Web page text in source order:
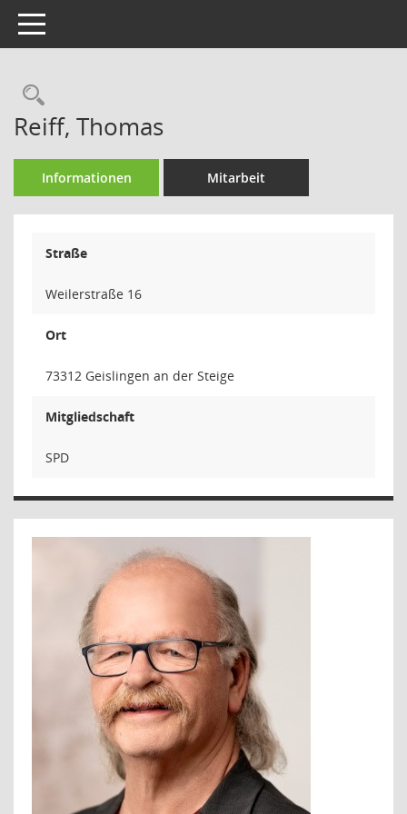
Toggle navigation
Rechercheauswahl
Reiff, Thomas
Informationen Mitarbeit
Straße
Weilerstraße 16
Ort
73312 Geislingen an der Steige
Mitgliedschaft
SPD